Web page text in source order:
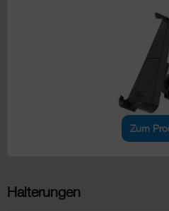
Zum
Halterungen